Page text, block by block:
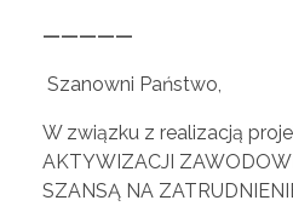
z
a
w
—————
Szanowni Państwo,
W związku z realizacją
AKTYWIZACJI
SZANSĄ NA